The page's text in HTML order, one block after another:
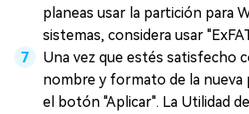
planeas usar la partición para
sistemas, considera usar
Una vez que estés satisfecho
nombre y formato de la nueva
el botón "Aplicar". La Utilidad